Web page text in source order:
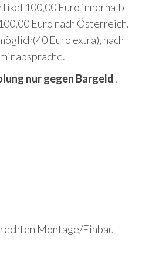
100,00 Euro innerhalb
Euro nach Österreich.
Euro extra), nach
nur gegen Bargeld!
Montage/Einbau